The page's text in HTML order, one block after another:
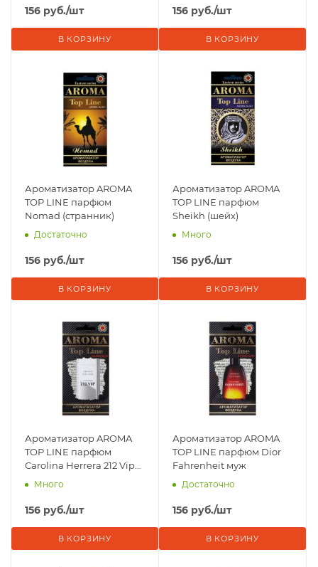
156 руб./шт
В КОРЗИНУ
156 руб./шт
В КОРЗИНУ
Ароматизатор AROMA
TOP LINE парфюм
Nomad (странник)
Достаточно
156 руб./шт
В КОРЗИНУ
Ароматизатор AROMA
TOP LINE парфюм
Sheikh (шейх)
Много
156 руб./шт
В КОРЗИНУ
Ароматизатор AROMA
TOP LINE парфюм
Carolina Herrera 212 Vip
мужМного
156 руб./шт
В КОРЗИНУ
Ароматизатор AROMA
TOP LINE парфюм Dior
Fahrenheit муж
Достаточно
156 руб./шт
В КОРЗИНУ